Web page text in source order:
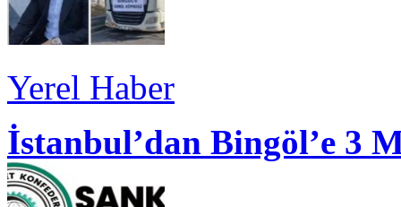
Yerel Haber
İstanbul’dan Bingöl’e 3